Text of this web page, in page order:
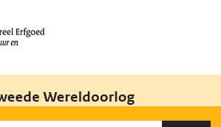
Wereldoorlog